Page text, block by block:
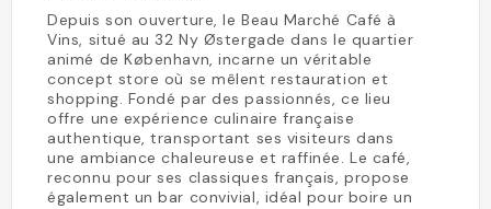
Depuis son ouverture, le Beau Marché Café à
Vins, situé au 32 Ny Østergade dans le quartier
animé de København, incarne un véritable
concept store où se mêlent restauration et
shopping. Fondé par des passionnés, ce lieu
offre une expérience culinaire française
authentique, transportant ses visiteurs dans
une ambiance chaleureuse et raffinée. Le café,
reconnu pour ses classiques français, propose
également un bar convivial, idéal pour boire un